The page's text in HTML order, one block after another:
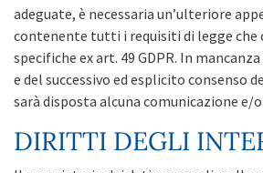
adeguate, è necessaria un’ulteriore
contenente tutti i requisiti di legge che
specifiche ex art. 49 GDPR. In
e del successivo ed esplicito consenso
sarà disposta alcuna comunicazione
DIRITTI DEGLI